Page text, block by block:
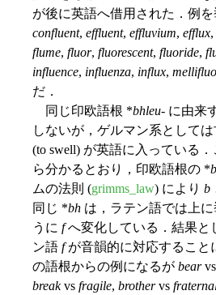
が後に英語へ借用された．例を
confluent, effluent, effluvium, efflux,
flume, fluor, fluorescent, fluoride,
influence, influenza, influx,
だ．
同じ印欧語根 *bhleu- に由来
しないが，ゲルマン系として
(to swell) が英語に入っている
ら分かるとおり，印欧語根の *
ムの法則 (grimms_law) により b
同じ *bh は，ラテン語では上
うに fへ変化している．結果と
ン語 fが音韻的に対応すること
の語根からの例になるが bearvs
breakvs fragile, brothervs